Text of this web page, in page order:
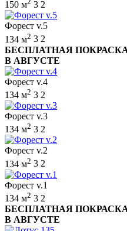
150 м
3 2
Форест v.5
134 м2 3 2
БЕСПЛАТНАЯ
В АВГУСТЕ
Форест v.4
134 м2 3 2
Форест v.3
134 м2 3 2
Форест v.2
134 м2 3 2
Форест v.1
134 м2 3 2
БЕСПЛАТНАЯ
В АВГУСТЕ